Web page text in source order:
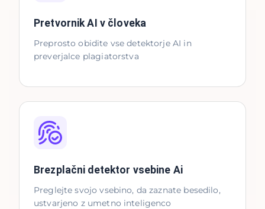
Pretvornik AI v človeka
Preprosto obidite vse detektorje AI in
preverjalce plagiatorstva
Brezplačni detektor vsebine Ai
Preglejte svojo vsebino, da zaznate besedilo,
ustvarjeno z umetno inteligenco